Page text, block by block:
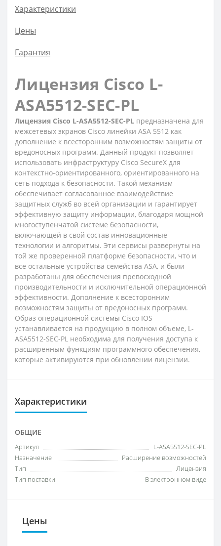
Характеристики
Цены
Гарантия
Лицензия Cisco L-
ASA5512-SEC-PL
Лицензия Cisco L-ASA5512-SEC-PL предназначена для
межсетевых экранов Cisco линейки ASA 5512 как
дополнение к всесторонним возможностям защиты от
вредоносных программ. Данный продукт позволяет
использовать инфраструктуру Cisco SecureX для
контекстно-ориентированного, ориентированного на
сеть подхода к безопасности. Такой механизм
обеспечивает согласованное взаимодействие
защитных служб во всей организации и гарантирует
эффективную защиту информации, благодаря мощной
многоступенчатой системе безопасности,
включающей в свой состав инновационные
технологии и алгоритмы. Эти сервисы развернуты на
той же проверенной платформе безопасности, что и
все остальные устройства семейства ASA, и были
разработаны для обеспечения превосходной
производительности и исключительной операционной
эффективности. Дополнение к всесторонним
возможностям защиты от вредоносных программ.
Образ операционной системы Cisco IOS
устанавливается на продукцию в полном объеме, L-
ASA5512-SEC-PL необходима для получения доступа к
расширенным функциям программного обеспечения,
которые активируются при обновлении лицензии.
Характеристики
ОБЩИЕ
Артикул
L-ASA5512-SEC-PL
Назначение
Расширение возможностей
Тип
Лицензия
Тип поставки
В электронном виде
Цены